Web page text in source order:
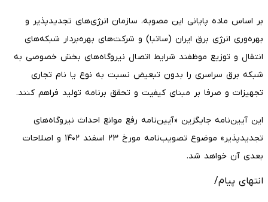
بر اساس ماده پایانی این مصوبه، سازمان انرژی‌های تجدیدپذیر و
بهره‌وری انرژی برق ایران (ساتبا) و شرکت‌های بهره‌بردار شبکه‌های
انتقال و توزیع موظفند شرایط اتصال نیروگاه‌های بخش خصوصی به
شبکه برق سراسری را بدون تبعیض نسبت به نوع یا نام تجاری
تجهیزات و صرفا بر مبنای کیفیت و تحقق برنامه تولید فراهم کنند.
این آیین‌نامه جایگزین «آیین‌نامه رفع موانع احداث نیروگاه‌های
تجدیدپذیر» موضوع تصویب‌نامه مورخ ۲۳ اسفند ۱۴۰۲ و اصلاحات
بعدی آن خواهد شد.
انتهای پیام/